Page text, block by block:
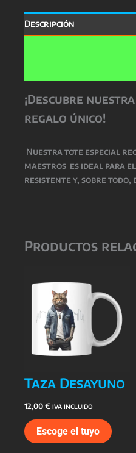
Descripción
¡Descubre
regalo único!
Nuestratote especial
maestros es ideal para
resistente y, sobre todo,
Productos
Taza Desayuno
12,00€ IVA INCLUIDO
Escoge el tuyo